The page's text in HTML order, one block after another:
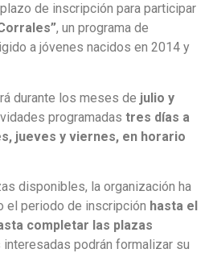
de inscripción para participar
, un programa de
a jóvenes nacidos en 2014 y
durante los meses de julio y
programadas tres días a
jueves y viernes, en horario
disponibles, la organización ha
el periodo de inscripción hasta el
completar las plazas
interesadas podrán formalizar su